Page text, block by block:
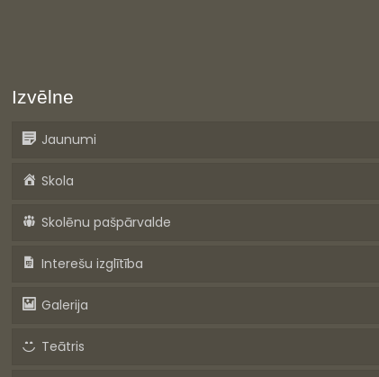
Izvēlne
Jaunumi
Skola
Skolēnu pašpārvalde
Interešu izglītība
Galerija
Teātris